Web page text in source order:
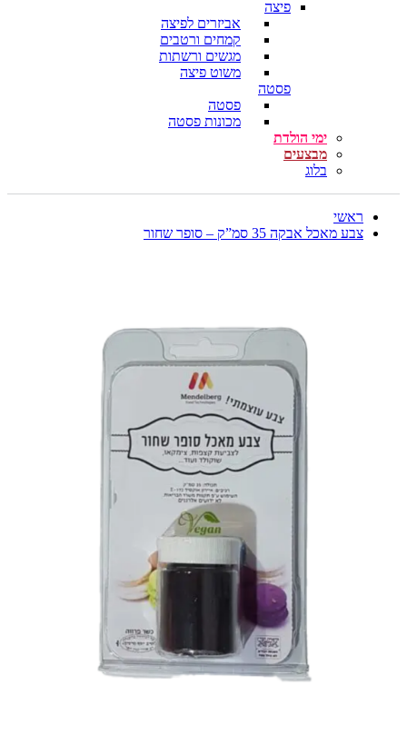
פיצה
אביזרים לפיצה
קמחים ורטבים
מגשים ורשתות
משוט פיצה
פסטה
פסטה
מכונות פסטה
ימי הולדת
מבצעים
בלוג
ראשי
צבע מאכל אבקה 35 סמ”ק – סופר שחור